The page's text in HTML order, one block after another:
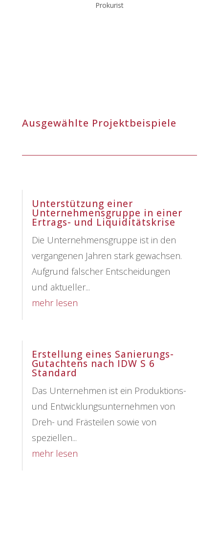
Prokurist
Ausgewählte Projektbeispiele
Unterstützung einer
Unternehmensgruppe in einer
Ertrags- und Liquiditätskrise
Die Unternehmensgruppe ist in den
vergangenen Jahren stark gewachsen.
Aufgrund falscher Entscheidungen
und aktueller...
mehr lesen
Erstellung eines Sanierungs-
Gutachtens nach IDW S 6
Standard
Das Unternehmen ist ein Produktions-
und Entwicklungsunternehmen von
Dreh- und Frästeilen sowie von
speziellen...
mehr lesen